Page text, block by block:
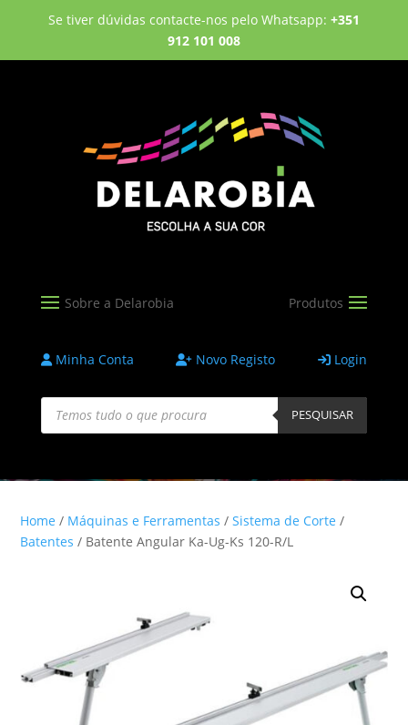
Se tiver dúvidas contacte-nos pelo Whatsapp: +351
912 101 008
Minha Conta Novo Registo Login
Products
search PESQUISAR
Home / Máquinas e Ferramentas /Sistema de Corte /
Batentes / Batente Angular Ka-Ug-Ks 120-R/L